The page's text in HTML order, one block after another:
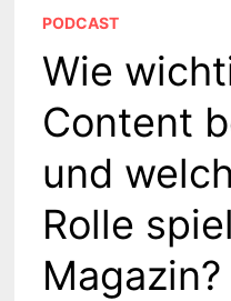
PODCAST
Wie
Content
und
Rolle
Magazin?